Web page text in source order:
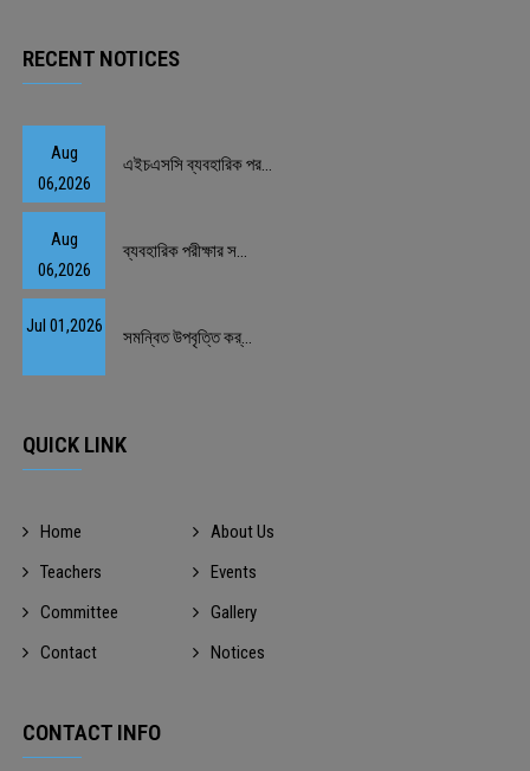
RECENT NOTICES
Aug
06,2026
এইচএসসি ব্যবহারিক পর...
Aug
06,2026
ব্যবহারিক পরীক্ষার স...
Jul 01,2026
সমন্বিত উপবৃত্তি কর্...
QUICK LINK
Home
About Us
Teachers
Events
Committee
Gallery
Contact
Notices
CONTACT INFO